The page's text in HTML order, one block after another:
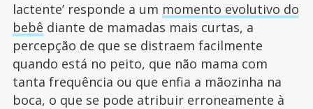
lactente’ responde a um momento evolutivo do
bebê diante de mamadas mais curtas, a
percepção de que se distraem facilmente
quando está no peito, que não mama com
tanta frequência ou que enfia a mãozinha na
boca, o que se pode atribuir erroneamente à